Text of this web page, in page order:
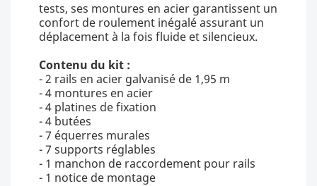
tests, ses montures en acier garantissent un
confort de roulement inégalé assurant un
déplacement à la fois fluide et silencieux.
Contenu du kit :
- 2 rails en acier galvanisé de 1,95 m
- 4 montures en acier
- 4 platines de fixation
- 4 butées
- 7 équerres murales
- 7 supports réglables
- 1 manchon de raccordement pour rails
- 1 notice de montage